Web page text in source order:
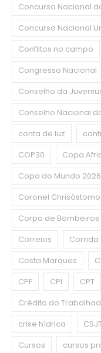
Concurso Nacional
Concurso Nacional
Conflitos no campo
Congresso Nacional
Conselho da
Conselho Nacional
conta de luz
COP30
Copa
Copa do Mundo 2026
Coronel Chrisóstomo
Corpo de
Correios
Corrida
Costa Marques
CPF
CPI CPT
Crédito do
crise hídrica
Cursos
cursos